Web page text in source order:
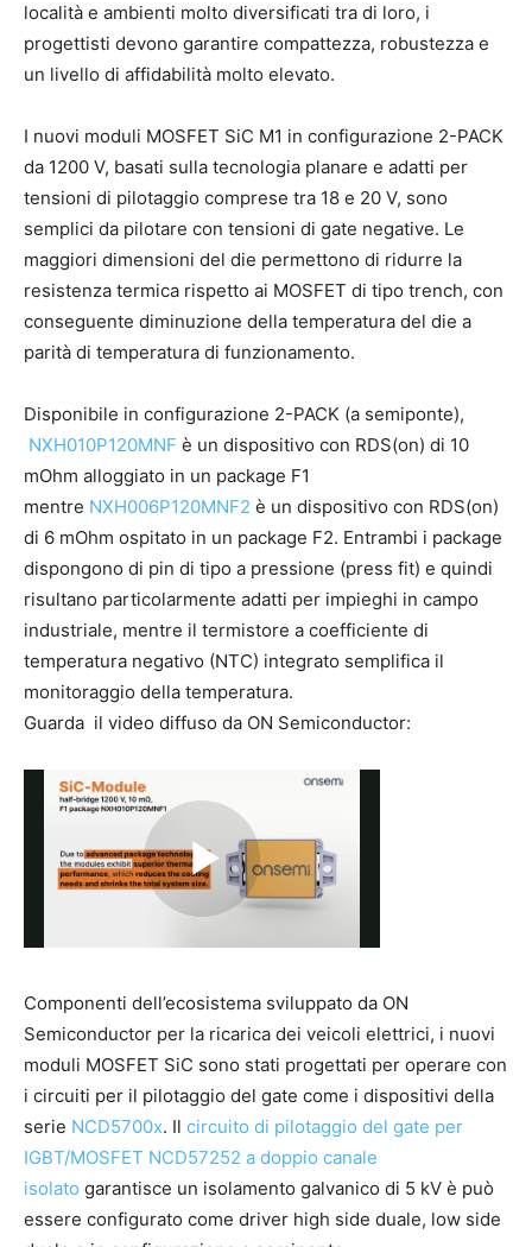
località e ambienti molto diversificati tra di loro, i
progettisti devono garantire compattezza, robustezza e
un livello di affidabilità molto elevato.
I nuovi moduli MOSFET SiC M1 in configurazione 2-PACK
da 1200 V, basati sulla tecnologia planare e adatti per
tensioni di pilotaggio comprese tra 18 e 20 V, sono
semplici da pilotare con tensioni di gate negative. Le
maggiori dimensioni del die permettono di ridurre la
resistenza termica rispetto ai MOSFET di tipo trench, con
conseguente diminuzione della temperatura del die a
parità di temperatura di funzionamento.
Disponibile in configurazione 2-PACK (a semiponte),
NXH010P120MNF è un dispositivo con RDS(on) di 10
mOhm alloggiato in un package F1
mentre NXH006P120MNF2 è un dispositivo con RDS(on)
di 6 mOhm ospitato in un package F2. Entrambi i package
dispongono di pin di tipo a pressione (press fit) e quindi
risultano particolarmente adatti per impieghi in campo
industriale, mentre il termistore a coefficiente di
temperatura negativo (NTC) integrato semplifica il
monitoraggio della temperatura.
Guarda il video diffuso da ON Semiconductor:
Componenti dell’ecosistema sviluppato da ON
Semiconductor per la ricarica dei veicoli elettrici, i nuovi
moduli MOSFET SiC sono stati progettati per operare con
i circuiti per il pilotaggio del gate come i dispositivi della
serie NCD5700x. Il circuito di pilotaggio del gate per
IGBT/MOSFET NCD57252 a doppio canale
isolato garantisce un isolamento galvanico di 5 kV è può
essere configurato come driver high side duale, low side